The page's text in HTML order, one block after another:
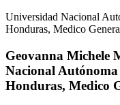
Universidad Nacional
Honduras, Medico
Geovanna Michele
Nacional
Honduras, Medico